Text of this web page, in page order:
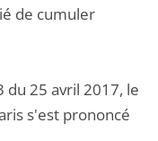
de cumuler
du 25 avril 2017, le
s'est prononcé